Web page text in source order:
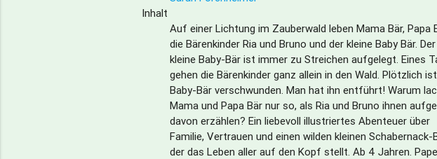
Inhalt
Auf einer Lichtung im Zauberwald leben Mama Bär, Papa
die Bärenkinder Ria und Bruno und der kleine Baby Bär. Der
kleine Baby-Bär ist immer zu Streichen aufgelegt. Eines
gehen die Bärenkinder ganz allein in den Wald. Plötzlich ist
Baby-Bär verschwunden. Man hat ihn entführt! Warum
Mama und Papa Bär nur so, als Ria und Bruno ihnen
davon erzählen? Ein liebevoll illustriertes Abenteuer über
Familie, Vertrauen und einen wilden kleinen Schabernack-
der das Leben aller auf den Kopf stellt. Ab 4 Jahren.